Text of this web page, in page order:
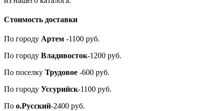
Стоимость доставки
По городу Артем -1100 руб.
По городу Владивосток-1200 руб.
По поселку Трудовое -600 руб.
По городу Уссурийск-1100 руб.
По о.Русский-2400 руб.